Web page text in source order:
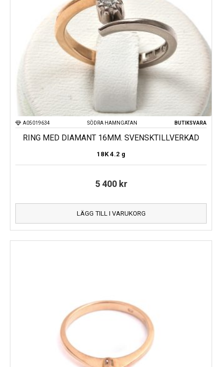
SÖDRA HAMNGATAN
A05019634 BUTIKSVARA
RING MED DIAMANT 16MM. SVENSKTILLVERKAD
18K 4.2 g
5 400 kr
LÄGG TILL I VARUKORG